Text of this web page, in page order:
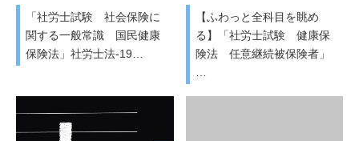
「社労士試験 社会保険に
関する一般常識 国民健康
保険法」社労士法-19…
【ふわっと全科目を眺め
る】「社労士試験 健康保
険法 任意継続被保険者」